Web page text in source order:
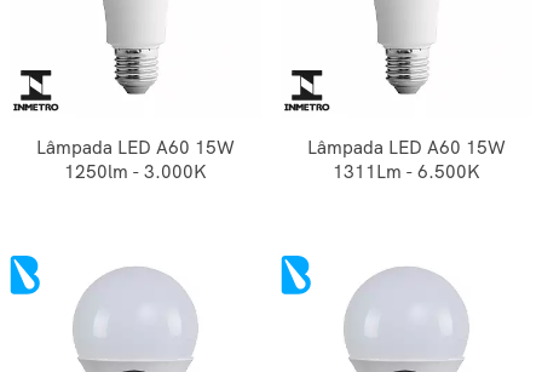
Lâmpada LED A60 15W
1250lm - 3.000K
Lâmpada LED A60 15W
1311Lm - 6.500K